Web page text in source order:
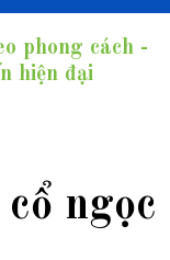
phong cách -
hiện đại
ngọc